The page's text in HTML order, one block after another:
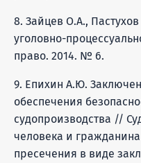
8. Зайцев О.А.,
уголовно-
право. 2014. № 6.
9. Епихин А.Ю.
обеспечения
судопроизводства //
человека и
пресечения в виде